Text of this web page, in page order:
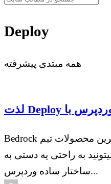
Deploy
همه مبتدی پیشرفته
Bedrock یکی از بهترین محصولات تیم Roots هست، با
به راحتی یه دستی به
ساختار ساده وردپرس...